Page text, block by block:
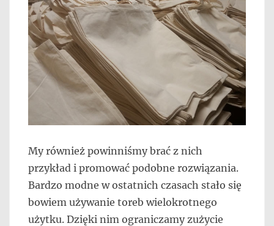
My również powinniśmy brać z nich
przykład i promować podobne rozwiązania.
Bardzo modne w ostatnich czasach stało się
bowiem używanie toreb wielokrotnego
użytku. Dzięki nim ograniczamy zużycie